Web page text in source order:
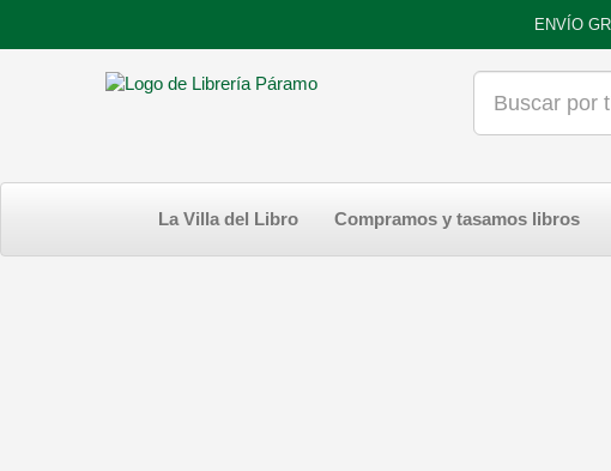
ENVÍO
La Villa del Libro Compramos y tasamos libros